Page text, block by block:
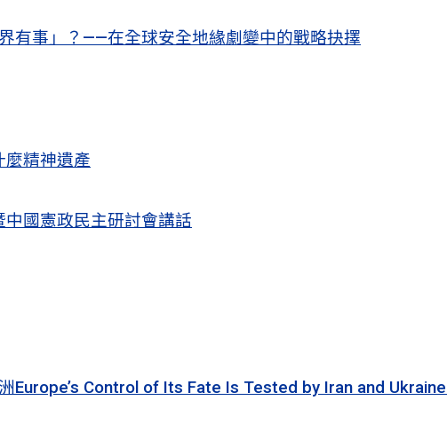
有事」？——在全球安全地緣劇變中的戰略抉擇
精神遺產
國憲政民主研討會講話
Control of Its Fate Is Tested by Iran and